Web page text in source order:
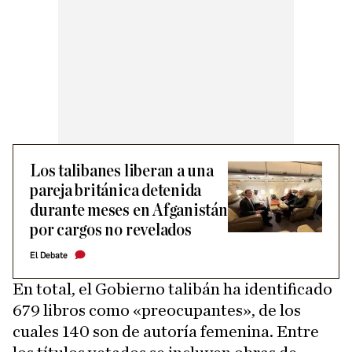
Los talibanes liberan a una
pareja británica detenida
durante meses en Afganistán
por cargos no revelados
El Debate
En total, el Gobierno talibán ha identificado
679 libros como «preocupantes», de los
cuales 140 son de autoría femenina. Entre